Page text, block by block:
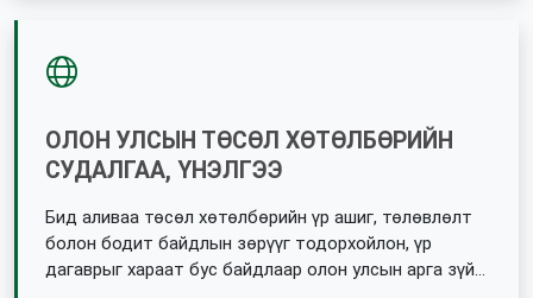
ОЛОН УЛСЫН ТӨСӨЛ ХӨТӨЛБӨРИЙН
СУДАЛГАА, ҮНЭЛГЭЭ
Бид аливаа төсөл хөтөлбөрийн үр ашиг, төлөвлөлт
болон бодит байдлын зөрүүг тодорхойлон, үр
дагаврыг хараат бус байдлаар олон улсын арга зүйд